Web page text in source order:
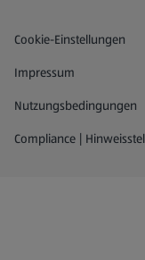
Datenschutz- und
Cookie-Einstellungen
Impressum
Nutzungsbedingungen
Compliance |